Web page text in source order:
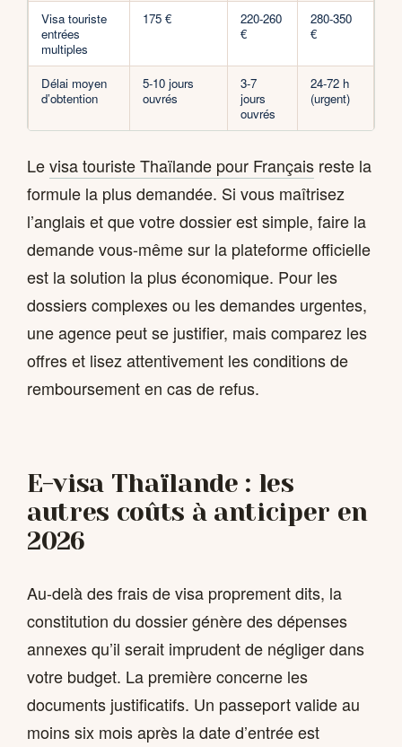
Visa touriste
entrées
multiples
175 €
220-260
€
280-350
€
Délai moyen
d’obtention
5-10 jours
ouvrés
3-7
jours
ouvrés
24-72 h
(urgent)
Levisa touriste Thaïlande pour Français reste la
formule la plus demandée. Si vous maîtrisez
l’anglais et que votre dossier est simple, faire la
demande vous-même sur la plateforme officielle
est la solution la plus économique. Pour les
dossiers complexes ou les demandes urgentes,
une agence peut se justifier, mais comparez les
offres et lisez attentivement les conditions de
remboursement en cas de refus.
E-visa Thaïlande : les
autres coûts à anticiper en
2026
Au-delà des frais de visa proprement dits, la
constitution du dossier génère des dépenses
annexes qu’il serait imprudent de négliger dans
votre budget. La première concerne les
documents justificatifs. Un passeport valide au
moins six mois après la date d’entrée est